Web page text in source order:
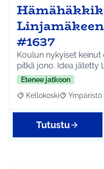
#1637
Koulun nykyiset keinut
pitkä jono. Idea
Etenee jatkoon
Rajaa tulokset aihepiirin
Kellokoski Rajaa
Ympäristö
Tutustu